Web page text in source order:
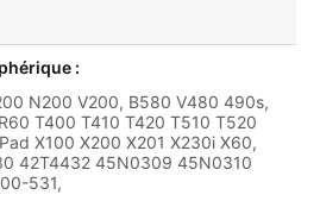
:
N200 V200, B580 V480 490s,
T400 T410 T420 T510 T520
X100 X200 X201 X230i X60,
42T4432 45N0309 45N0310
531,